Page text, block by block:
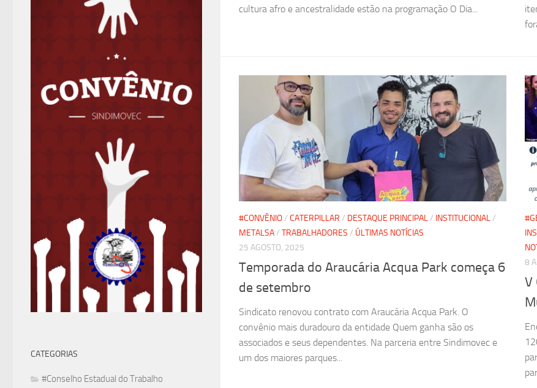
cultura afro e ancestralidade estão na programação O Dia...
#CONVÊNIO/ CATERPILLAR / DESTAQUE PRINCIPAL/ INSTITUCIONAL/
METALSA/ TRABALHADORES / ÚLTIMAS NOTÍCIAS
25 AGOSTO, 2025
Temporada do Araucária Acqua Park começa 6
de setembro
Sindicato renovou contrato com Araucária Acqua Park. O
convênio mais duradouro da entidade Quem ganha são os
associados e seus dependentes. Na parceria entre Sindimovec e
um dos maiores parques...
8
V
CATEGORIAS
#Conselho Estadual do Trabalho